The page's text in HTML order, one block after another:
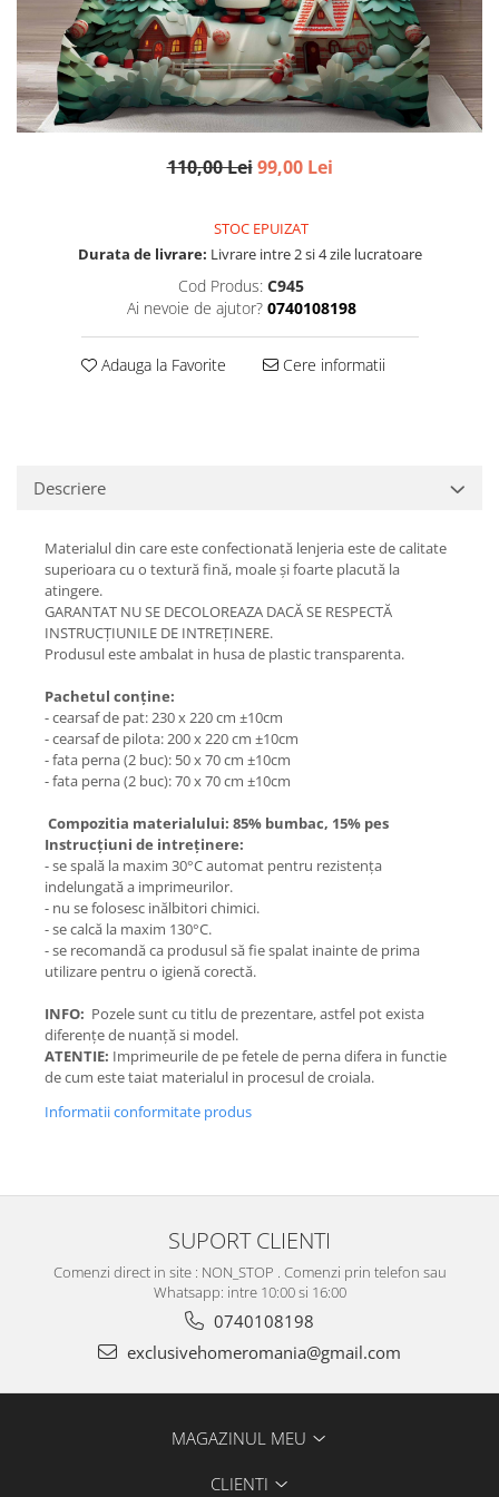
110,00 Lei 99,00 Lei
STOC EPUIZAT
Durata de livrare: Livrare intre 2 si 4 zile lucratoare
Cod Produs: C945
Ai nevoie de ajutor? 0740108198
Adauga la Favorite Cere informatii
Descriere
Materialul din care este confectionată lenjeria este de calitate
superioara cu o textură fină, moale și foarte placută la
atingere.
GARANTAT NU SE DECOLOREAZA DACĂ SE RESPECTĂ
INSTRUCȚIUNILE DE INTREȚINERE.
Produsul este ambalat in husa de plastic transparenta.
Pachetul conține:
- cearsaf de pat: 230 x 220 cm ±10cm
- cearsaf de pilota: 200 x 220 cm ±10cm
- fata perna (2 buc): 50 x 70 cm ±10cm
- fata perna (2 buc): 70 x 70 cm ±10cm
Compozitia materialului: 85% bumbac, 15% pes
Instrucțiuni de intreținere:
- se spală la maxim 30°C automat pentru rezistența
indelungată a imprimeurilor.
- nu se folosesc inălbitori chimici.
- se calcă la maxim 130°C.
- se recomandă ca produsul să fie spalat inainte de prima
utilizare pentru o igienă corectă.
INFO: Pozele sunt cu titlu de prezentare, astfel pot exista
diferențe de nuanță si model.
ATENTIE: Imprimeurile de pe fetele de perna difera in functie
de cum este taiat materialul in procesul de croiala.
Informatii conformitate produs
SUPORT CLIENTI
Comenzi direct in site : NON_STOP . Comenzi prin telefon sau
Whatsapp: intre 10:00 si 16:00
0740108198
exclusivehomeromania@gmail.com
MAGAZINUL MEU
CLIENTI